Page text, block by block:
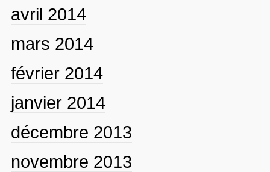
avril 2014
mars 2014
février 2014
janvier 2014
décembre 2013
novembre 2013